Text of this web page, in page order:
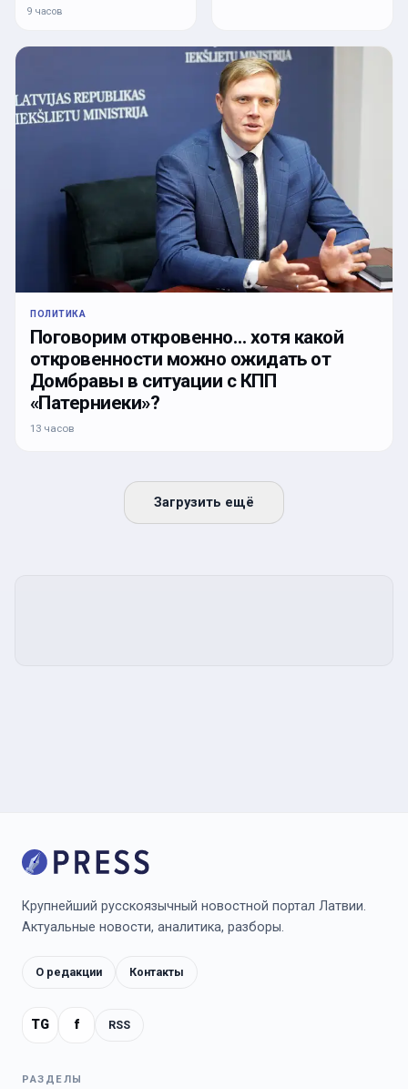
9 часов
ПОЛИТИКА
Поговорим откровенно… хотя какой
откровенности можно ожидать от
Домбравы в ситуации с КПП
«Патерниеки»?
13 часов
Загрузить ещё
Крупнейший русскоязычный новостной портал Латвии.
Актуальные новости, аналитика, разборы.
О редакции Контакты
TG f RSS
РАЗДЕЛЫ